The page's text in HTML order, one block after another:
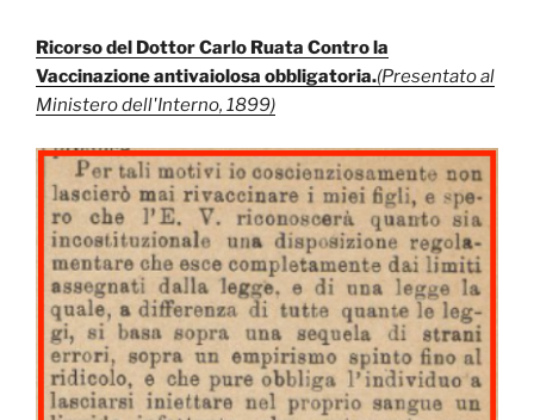
Ricorso del Dottor Carlo Ruata Contro la
Vaccinazione antivaiolosa obbligatoria.(Presentato al
Ministero dell'Interno, 1899)